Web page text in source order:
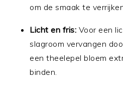
om de smaak te
Licht en fris: Voor een
slagroom vervangen
een theelepel bloem
binden.